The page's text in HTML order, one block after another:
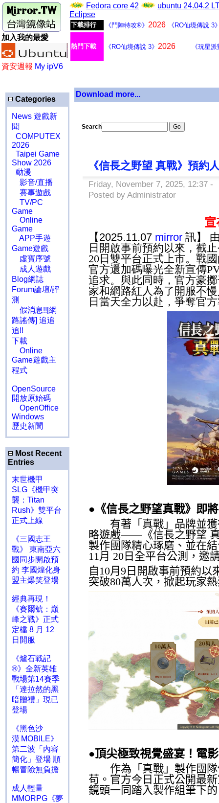
加入我的最愛
資安週報 My ipV6
Fedora core 42
ubuntu 24.04.2
Eclipse
下載排行 《鬥陣特攻®》 2026 《RO仙境傳說 3
熱門下載 《RO仙境傳說 3》 2026 《玩星
Categories
News 遊戲新
聞
COMPUTEX
2026
Taipei Game
Show 2026
動漫
影音/直播
賽事遊戲
TV/PC
Game
Online
Game
APP手遊
Game遊戲
虛寶序號
成人遊戲
Blog網誌
Forum論壇/評
測
假消息!![網
路謠傳] 追追
追!!
下載
Online
Game遊戲主
程式
OpenSource
開放原始碼
OpenOffice
Windows
歷史新聞
Most Recent
Entries
末世機甲
SLG《機甲突
襲：Titan
Rush》雙平台
正式上線
《三國志王
戰》 東南亞六
國同步開啟預
約 李國煌化身
盟主爆笑登場
經典再現！
《賽爾號：巔
峰之戰》正式
定檔 8 月 12
日開服
《爐石戰記
®》全新英雄
戰場第14賽季
「達拉然的黑
暗贈禮」現已
登場
《黑色沙
漠 MOBILE》
第二波「內容
簡化」登場 順
暢冒險無負擔
成人輕量
MMORPG《夢
Download more...
Search
《信長之野望 真戰》預約
Friday, November 7, 2025, 12:37 -
Posted by Administrator
【2025.11.07 mirror 訊】
日開啟事前預約以來，截
20日雙平台正式上市。戰
官方還加碼曝光全新宣傳
追求。與此同時，官方豪
家和網路紅人為了開服不
日當天全力以赴，爭奪官
● 《信長之野望真戰》即
有著「真戰」品牌並獲
略遊戲——《信長之野望
製作團隊精心琢磨、並在
11月 20 日全平台公測，邀
自 10月 9 日開啟事前預約以
突破80萬人次，掀起玩家
●頂尖極致視覺盛宴！電
作為「真戰」製作團隊
苟。官方今日正式公開最
鏡頭一同踏入製作組筆下